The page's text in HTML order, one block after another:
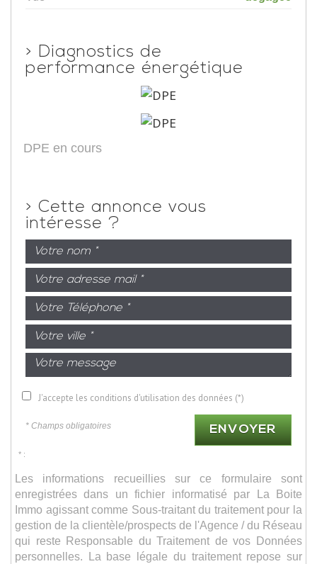
> Diagnostics de
performance énergétique
DPE en cours
> Cette annonce vous
intéresse ?
J'accepte les conditions d'utilisation des données (*)
* Champs obligatoires ENVOYER
* :
Les informations recueillies sur ce formulaire sont
enregistrées dans un fichier informatisé par La Boite
Immo agissant comme Sous-traitant du traitement pour la
gestion de la clientèle/prospects de l'Agence / du Réseau
qui reste Responsable du Traitement de vos Données
personnelles. La base légale du traitement repose sur